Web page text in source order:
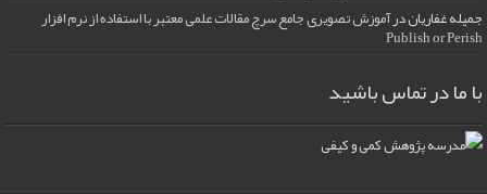
جمیله غفاریاندرآموزش تصویری جامع سرچ مقالات علمی معتبر با استفاده از نرم افزار
Publish or Perish
با ما در تماس باشید